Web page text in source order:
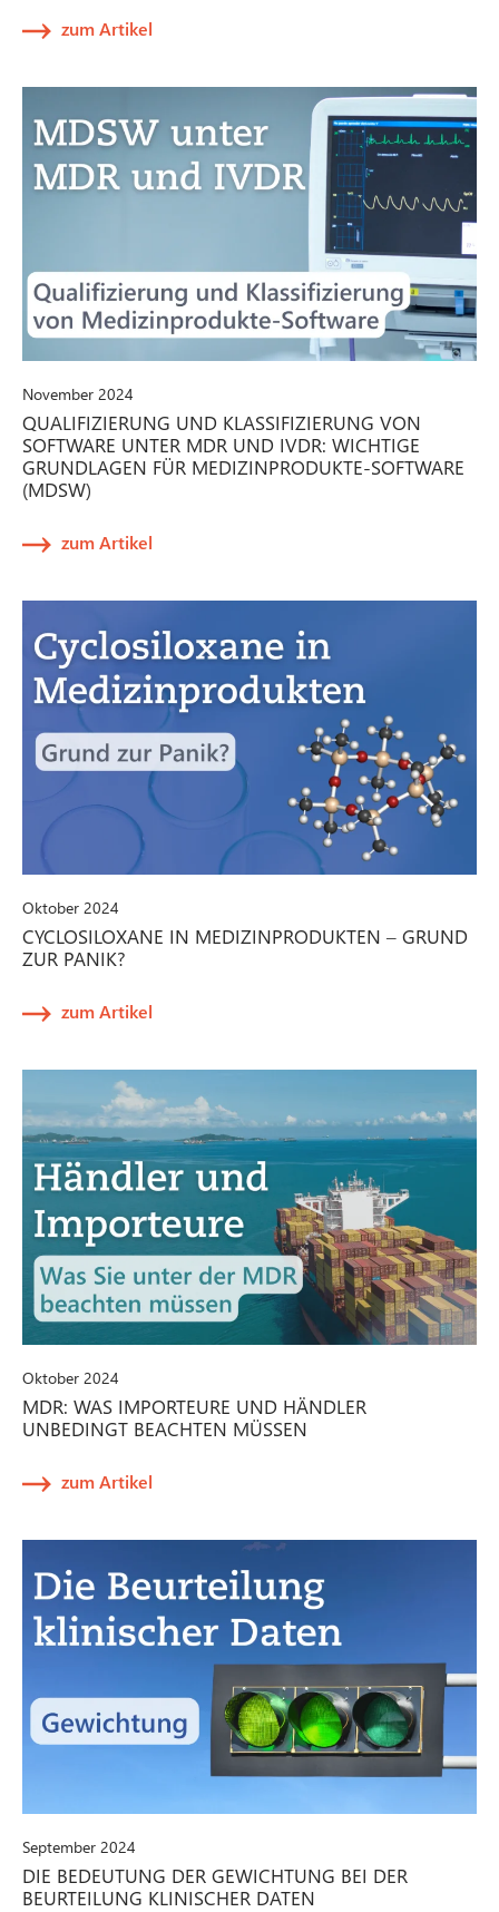
zum Artikel
November 2024
QUALIFIZIERUNG UND KLASSIFIZIERUNG VON
SOFTWARE UNTER MDR UND IVDR: WICHTIGE
GRUNDLAGEN FÜR MEDIZINPRODUKTE-SOFTWARE
(MDSW)
zum Artikel
Oktober 2024
CYCLOSILOXANE IN MEDIZINPRODUKTEN – GRUND
ZUR PANIK?
zum Artikel
Oktober 2024
MDR: WAS IMPORTEURE UND HÄNDLER
UNBEDINGT BEACHTEN MÜSSEN
zum Artikel
September 2024
DIE BEDEUTUNG DER GEWICHTUNG BEI DER
BEURTEILUNG KLINISCHER DATEN